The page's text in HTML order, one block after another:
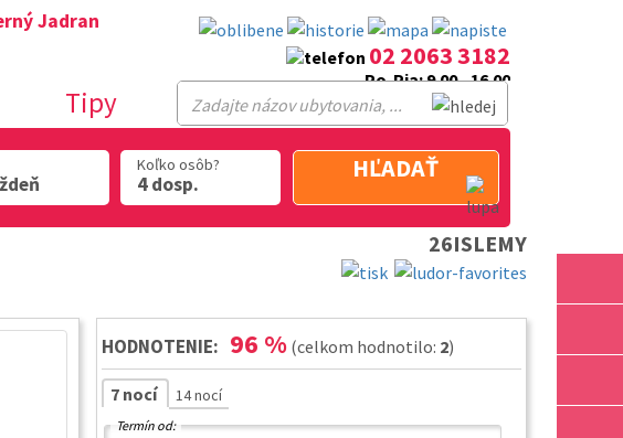
Jadran
02 2063 3182
Po-Pia: 9.00 - 16.00
Tipy
Koľko osôb?
4 dosp.
HĽADAŤ
26ISLEMY
HODNOTENIE: 96 % (celkom hodnotilo: 2)
7 nocí 14 nocí
Termín od: